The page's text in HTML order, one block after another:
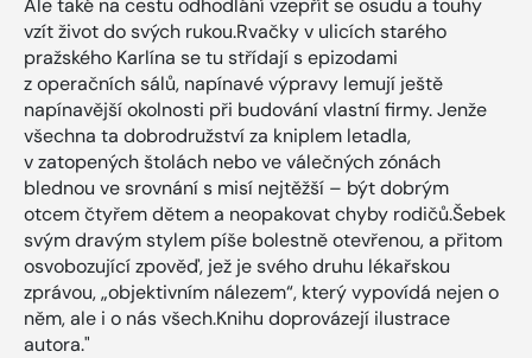
vzít život do svých rukou.Rvačky v ulicích starého
pražského Karlína se tu střídají s epizodami
z operačních sálů, napínavé výpravy lemují ještě
napínavější okolnosti při budování vlastní firmy. Jenže
všechna ta dobrodružství za kniplem letadla,
v zatopených štolách nebo ve válečných zónách
blednou ve srovnání s misí nejtěžší – být dobrým
otcem čtyřem dětem a neopakovat chyby rodičů.Šebek
svým dravým stylem píše bolestně otevřenou, a přitom
osvobozující zpověď, jež je svého druhu lékařskou
zprávou, „objektivním nálezem“, který vypovídá nejen o
něm, ale i o nás všech.Knihu doprovázejí ilustrace
autora."